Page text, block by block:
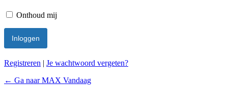
Onthoud mij
Registreren | Je wachtwoord vergeten?
← Ga naar MAX Vandaag